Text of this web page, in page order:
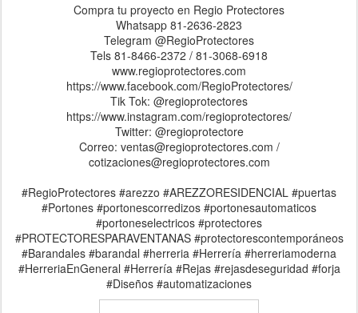
Compra tu proyecto en Regio Protectores
Whatsapp 81-2636-2823
Telegram @RegioProtectores
Tels 81-8466-2372 / 81-3068-6918
www.regioprotectores.com
https://www.facebook.com/RegioProtectores/
Tik Tok: @regioprotectores
https://www.instagram.com/regioprotectores/
Twitter: @regioprotectore
Correo: ventas@regioprotectores.com /
cotizaciones@regioprotectores.com
#RegioProtectores #arezzo #AREZZORESIDENCIAL #puertas
#Portones #portonescorredizos #portonesautomaticos
#portoneselectricos #protectores
#PROTECTORESPARAVENTANAS #protectorescontemporáneos
#Barandales #barandal #herreria #Herrería #herreriamoderna
#HerreriaEnGeneral #Herrería #Rejas #rejasdeseguridad #forja
#Diseños #automatizaciones